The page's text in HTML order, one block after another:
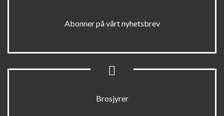
Abonner på vårt nyhetsbrev
Brosjyrer